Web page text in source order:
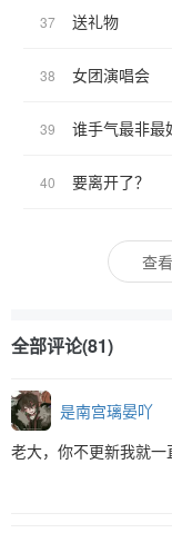
37 送礼物
38 女团演唱会
39 谁手气最非最
40 要离开了？
查
全部评论(81)
是南宫璃晏吖
老大，你不更新我就一